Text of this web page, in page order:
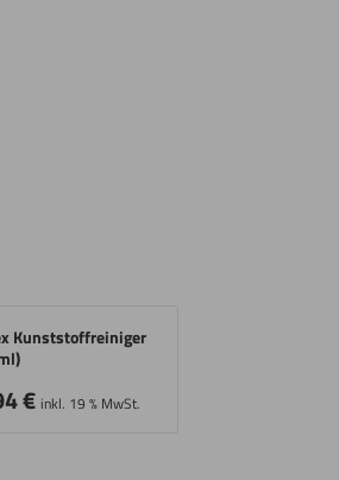
Kunststoffreiniger
€ inkl. 19 % MwSt.